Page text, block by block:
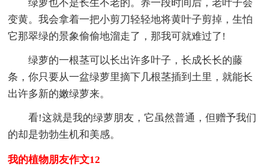
绿萝也不是长生不老的。养一段时间后，老叶子会
变黄。我会拿着一把小剪刀轻轻地将黄叶子剪掉，生怕
它那翠绿的景象偷偷地溜走了，那我可就难过了!
绿萝的一根茎可以长出许多叶子，长成长长的藤
条，你只要从一盆绿萝里摘下几根茎插到土里，就能长
出许多新的嫩绿萝来。
看!这就是我的绿萝朋友，它虽然普通，但赠予我们
的却是勃勃生机和美感。
我的植物朋友作文12